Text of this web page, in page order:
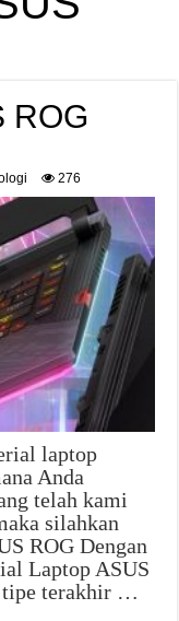
ROG
276
laptop
Anda
telah kami
silahkan
ROG Dengan
Laptop ASUS
tipe terakhir …